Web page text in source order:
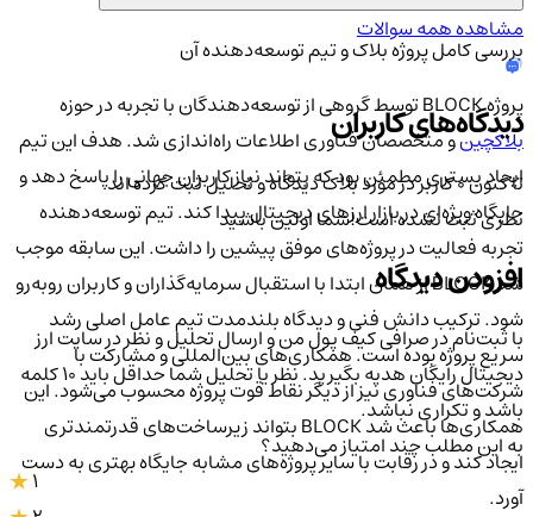
بررسی کامل پروژه بلاک‌ و تیم توسعه‌دهنده آن
پروژه BLOCK توسط گروهی از توسعه‌دهندگان با تجربه در حوزه
بلاکچینو متخصصان فناوری اطلاعات راه‌اندازی شد. هدف این تیم
ایجاد بستری مطمئن بود که بتواند نیاز کاربران جهانی را پاسخ دهد و
جایگاه ویژه‌ای در بازار ارزهای دیجیتال پیدا کند. تیم توسعه‌دهنده
تجربه فعالیت در پروژه‌های موفق پیشین را داشت. این سابقه موجب
شد BLOCK از همان ابتدا با استقبال سرمایه‌گذاران و کاربران روبه‌رو
شود. ترکیب دانش فنی و دیدگاه بلندمدت تیم عامل اصلی رشد
سریع پروژه بوده است. همکاری‌های بین‌المللی و مشارکت با
شرکت‌های فناوری نیز از دیگر نقاط قوت پروژه محسوب می‌شود. این
همکاری‌ها باعث شد BLOCK بتواند زیرساخت‌های قدرتمندتری
ایجاد کند و در رقابت با سایر پروژه‌های مشابه جایگاه بهتری به دست
آورد.
مشاهده همه سوالات
دیدگاه‌های کاربران
تا کنون 0 کاربر در مورد بلاک‌دیدگاه و تحلیل ثبت کرده اند
نظری ثبت نشده است!شما اولین باشید
افزودن دیدگاه
با ثبت‌نام در صرافی کیف پول من و ارسال تحلیل و نظر در سایت ارز
دیجیتال رایگان هدیه بگیرید. نظر یا تحلیل شما حداقل باید ۱۰ کلمه
باشد و تکراری نباشد.
به این مطلب چند امتیاز می‌دهید؟